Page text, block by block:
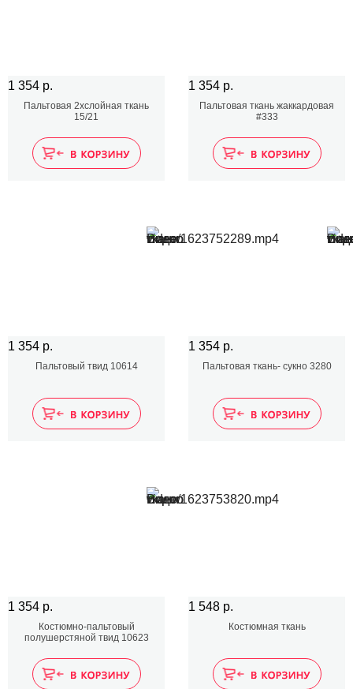
1 354 р.
Пальтовая 2хслойная ткань
15/21
1 354 р.
Пальтовая ткань жаккардовая
#333
1 354 р.
Пальтовый твид 10614
1 354 р.
Пальтовая ткань- сукно 3280
1 354 р.
Костюмно-пальтовый
полушерстяной твид 10623
1 548 р.
Костюмная ткань